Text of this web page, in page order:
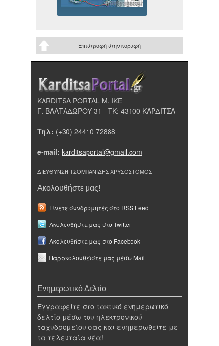
Επιστροφή στην κορυφή
KARDITSA PORTAL Μ. ΙΚΕ
Γ. ΒΑΛΤΑΔΩΡΟΥ 31 - ΤΚ: 43100 ΚΑΡΔΙΤΣΑ
Τηλ: (+30) 24410 72888
e-mail: karditsaportal@gmail.com
ΔΙΕΥΘΥΝΣΗ ΤΣΟΜΠΑΝΙΔΗΣ ΧΡΥΣΟΣΤΟΜΟΣ
Ακολουθήστε μας!
Γίνετε συνδρομητές στο RSS Feed
Ακολουθήστε μας στο Twitter
Ακολουθήστε μας στο Facebook
Παρακολουθείστε μας μέσω Mail
Ενημερωτικό Δελτίο
Εγγραφείτε στο τακτικό ενημερωτικό
δελτίο μέσω του ηλεκτρονικού
ταχυδρομείου σας και ενημερωθείτε με
τα τελευταία νέα!